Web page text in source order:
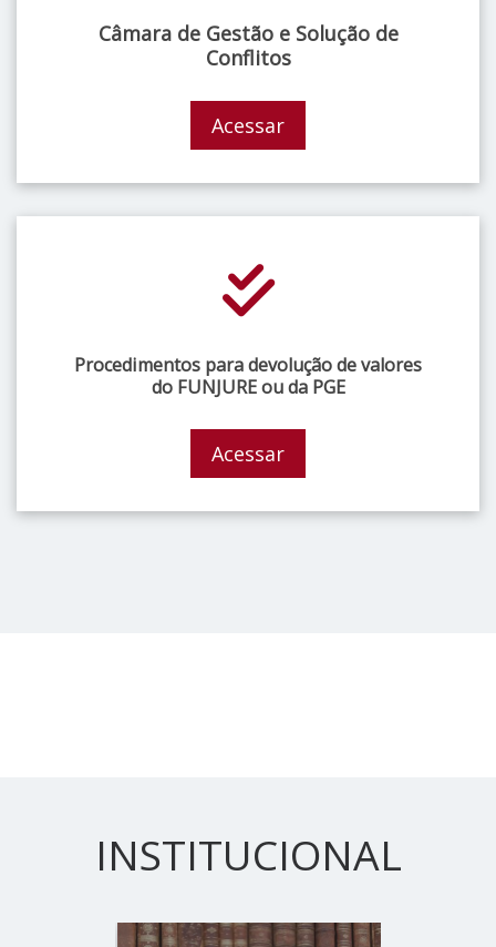
Câmara de Gestão e Solução de
Conflitos
Acessar
Procedimentos para devolução de valores
do FUNJURE ou da PGE
Acessar
INSTITUCIONAL